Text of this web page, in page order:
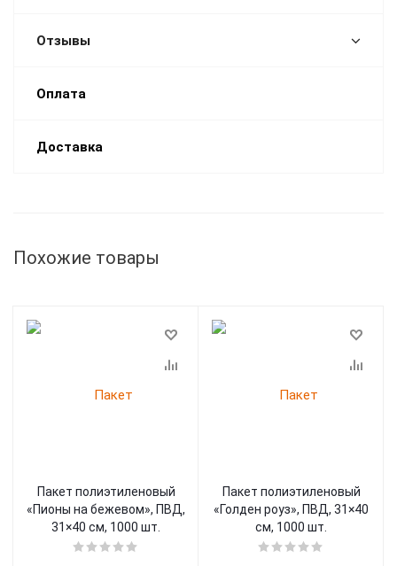
Отзывы
Оплата
Доставка
Похожие товары
Пакет полиэтиленовый
«Пионы на бежевом», ПВД,
31×40 см, 1000 шт.
Пакет полиэтиленовый
«Голден роуз», ПВД, 31×40
см, 1000 шт.